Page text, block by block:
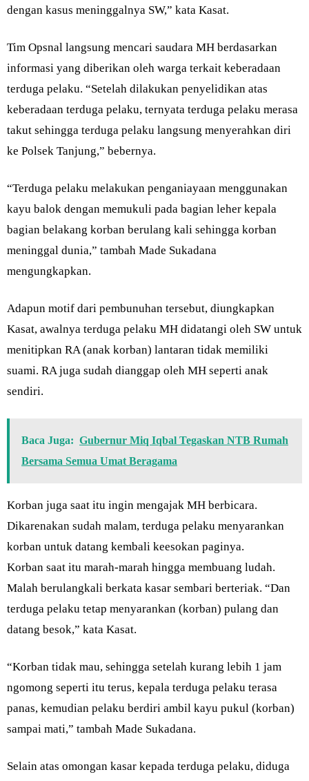
dengan kasus meninggalnya SW,” kata Kasat.
Tim Opsnal langsung mencari saudara MH berdasarkan
informasi yang diberikan oleh warga terkait keberadaan
terduga pelaku. “Setelah dilakukan penyelidikan atas
keberadaan terduga pelaku, ternyata terduga pelaku merasa
takut sehingga terduga pelaku langsung menyerahkan diri
ke Polsek Tanjung,” bebernya.
“Terduga pelaku melakukan penganiayaan menggunakan
kayu balok dengan memukuli pada bagian leher kepala
bagian belakang korban berulang kali sehingga korban
meninggal dunia,” tambah Made Sukadana
mengungkapkan.
Adapun motif dari pembunuhan tersebut, diungkapkan
Kasat, awalnya terduga pelaku MH didatangi oleh SW untuk
menitipkan RA (anak korban) lantaran tidak memiliki
suami. RA juga sudah dianggap oleh MH seperti anak
sendiri.
Baca Juga: Gubernur Miq Iqbal Tegaskan NTB Rumah
Bersama Semua Umat Beragama
Korban juga saat itu ingin mengajak MH berbicara.
Dikarenakan sudah malam, terduga pelaku menyarankan
korban untuk datang kembali keesokan paginya.
Korban saat itu marah-marah hingga membuang ludah.
Malah berulangkali berkata kasar sembari berteriak. “Dan
terduga pelaku tetap menyarankan (korban) pulang dan
datang besok,” kata Kasat.
“Korban tidak mau, sehingga setelah kurang lebih 1 jam
ngomong seperti itu terus, kepala terduga pelaku terasa
panas, kemudian pelaku berdiri ambil kayu pukul (korban)
sampai mati,” tambah Made Sukadana.
Selain atas omongan kasar kepada terduga pelaku, diduga